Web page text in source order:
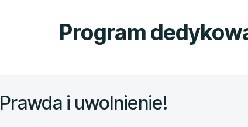
Program
Prawda i uwolnienie!